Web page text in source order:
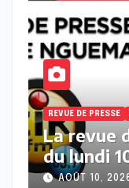
français
avec